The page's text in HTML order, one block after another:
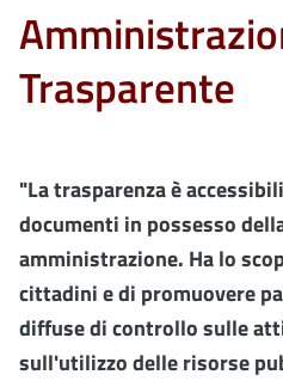
Trasparente
"La trasparenza è
documenti in possesso
amministrazione. Ha lo
cittadini e di promuovere
diffuse di controllo sulle
sull'utilizzo delle risorse